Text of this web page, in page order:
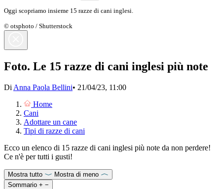
Oggi scopriamo insieme 15 razze di cani inglesi.
© otsphoto / Shutterstock
Foto. Le 15 razze di cani inglesi più note
Di Anna Paola Bellini• 21/04/23, 11:00
Home
Cani
Adottare un cane
Tipi di razze di cani
Ecco un elenco di 15 razze di cani inglesi più note da non perdere!
Ce n'è per tutti i gusti!
Mostra tutto
Mostra di meno
Sommario + −